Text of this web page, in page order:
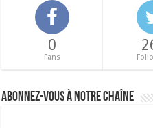
0
Fans
Abonnez-vous à notre chaîne